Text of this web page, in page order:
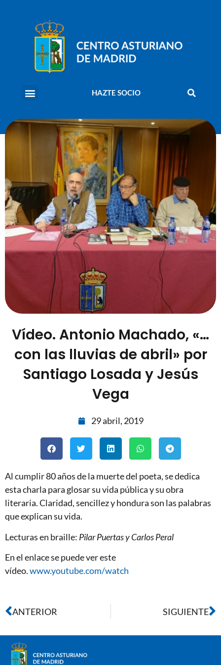
HAZTE SOCIO
Vídeo. Antonio Machado, «…
con las lluvias de abril» por
Santiago Losada y Jesús
Vega
29 abril, 2019
Al cumplir 80 años de la muerte del poeta, se dedica
esta charla para glosar su vida pública y su obra
literaria. Claridad, sencillez y hondura son las palabras
que explican su vida.
Lecturas en braille: Pilar Puertas y Carlos Peral
En el enlace se puede ver este
vídeo.www.youtube.com/watch
ANTERIOR SIGUIENTE